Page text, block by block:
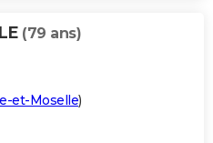
(79 ans)
et-Moselle)